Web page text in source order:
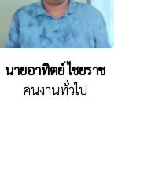
นายอาทิตย์ ไชยราช
คนงานทั่วไป